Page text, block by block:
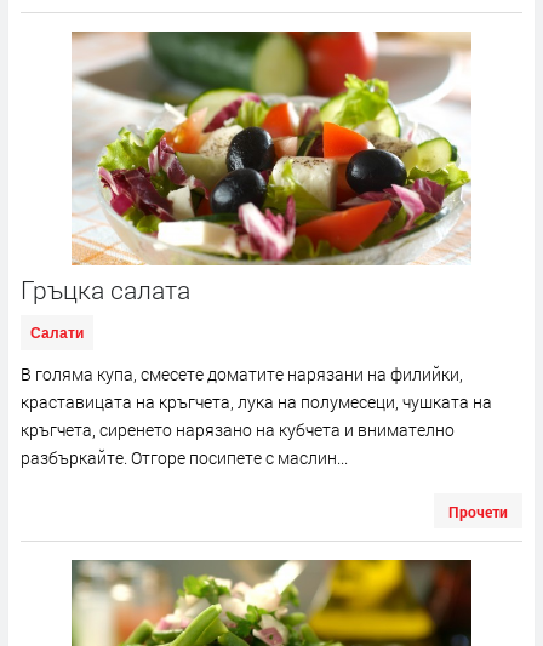
Гръцка салата
Салати
В голяма купа, смесете доматите нарязани на филийки,
краставицата на кръгчета, лука на полумесеци, чушката на
кръгчета, сиренето нарязано на кубчета и внимателно
разбъркайте. Отгоре посипете с маслин...
Прочети